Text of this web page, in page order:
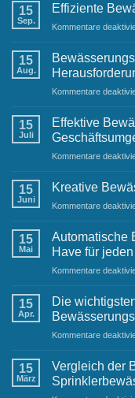
15
Sep.
Effiziente
Kommentare
15
Aug.
Kommentare
15
Juli
Effektive
Kommentare
15
Juni
Kreative
Kommentare
15
Mai
Automatische
Have für
Kommentare
15
Apr.
Die
Kommentare
15
März
Vergleich der